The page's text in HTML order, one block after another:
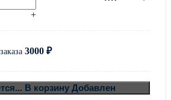
+
3000 ₽
В корзину Добавлен